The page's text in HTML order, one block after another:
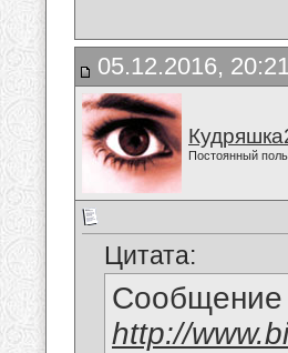
05.12.2016, 20:21
Постоянный
Цитата:
Сообщение
http://